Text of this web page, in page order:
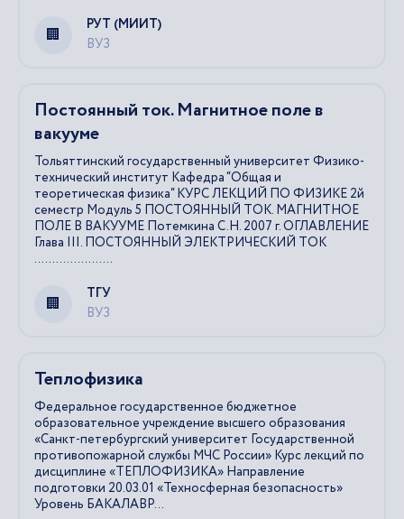
ВУЗ
РУТ (МИИТ)
Постоянный ток. Магнитное поле в
вакууме
Тольяттинский государственный университет Физико-
технический институт Кафедра “Общая и
теоретическая физика“ КУРС ЛЕКЦИЙ ПО ФИЗИКЕ 2й
семестр Модуль 5 ПОСТОЯННЫЙ ТОК. МАГНИТНОЕ
ПОЛЕ В ВАКУУМЕ Потемкина С.Н. 2007 г. ОГЛАВЛЕНИЕ
Глава III. ПОСТОЯННЫЙ ЭЛЕКТРИЧЕСКИЙ ТОК
......................
ВУЗ
ТГУ
Теплофизика
Федеральное государственное бюджетное
образовательное учреждение высшего образования
«Санкт-петербургский университет Государственной
противопожарной службы МЧС России» Курс лекций по
дисциплине «ТЕПЛОФИЗИКА» Направление
подготовки 20.03.01 «Техносферная безопасность»
Уровень БАКАЛАВР...